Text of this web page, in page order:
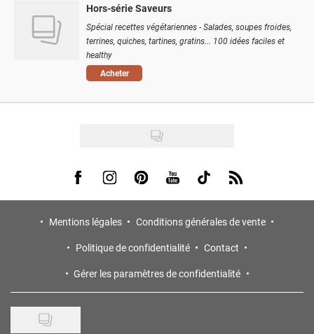
Hors-série Saveurs
Spécial recettes végétariennes - Salades, soupes froides,
terrines, quiches, tartines, gratins... 100 idées faciles et
healthy
Acheter
Visit us on Facebook
Visit us on Instagram
Visit us on Pinterest
Visit us on Youtube
Visit us on Tiktok
Visit us on Rss
Mentions légales
Conditions générales de vente
Politique de confidentialité
Contact
Gérer les paramètres de confidentialité